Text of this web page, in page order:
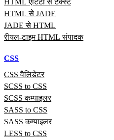
HTML से JADE
JADE से HTML
रीयल‑टाइम HTML संपादक
CSS
CSS वैलिडेटर
SCSS to CSS
SCSS कम्पाइलर
SASS to CSS
SASS कम्पाइलर
LESS to CSS